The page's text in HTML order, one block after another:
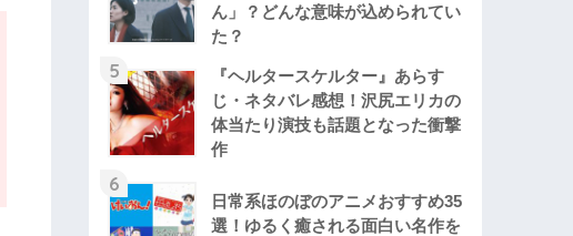
ん」？どんな意味が込められてい
た？
5
『ヘルタースケルター』あらす
じ・ネタバレ感想！沢尻エリカの
体当たり演技も話題となった衝撃
作
6
日常系ほのぼのアニメおすすめ35
選！ゆるく癒される面白い名作を